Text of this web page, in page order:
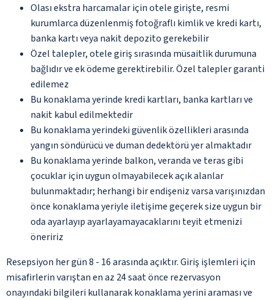
Olası ekstra harcamalar için otele girişte, resmi
kurumlarca düzenlenmiş fotoğraflı kimlik ve kredi kartı,
banka kartı veya nakit depozito gerekebilir
Özel talepler, otele giriş sırasında müsaitlik durumuna
bağlıdır ve ek ödeme gerektirebilir. Özel talepler garanti
edilemez
Bu konaklama yerinde kredi kartları, banka kartları ve
nakit kabul edilmektedir
Bu konaklama yerindeki güvenlik özellikleri arasında
yangın söndürücü ve duman dedektörü yer almaktadır
Bu konaklama yerinde balkon, veranda ve teras gibi
çocuklar için uygun olmayabilecek açık alanlar
bulunmaktadır; herhangi bir endişeniz varsa varışınızdan
önce konaklama yeriyle iletişime geçerek size uygun bir
oda ayarlayıp ayarlayamayacaklarını teyit etmenizi
öneririz
Resepsiyon her gün 8 - 16 arasında açıktır. Giriş işlemleri için
misafirlerin varıştan en az 24 saat önce rezervasyon
onayındaki bilgileri kullanarak konaklama yerini araması ve